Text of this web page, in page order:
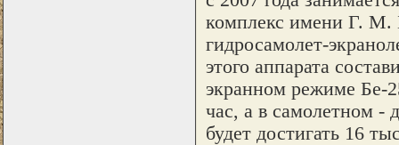
комплекс имени Г. М.
гидросамолет-
этого аппарата
экранном режиме Бе-
час, а в самолетном -
будет достигать 16